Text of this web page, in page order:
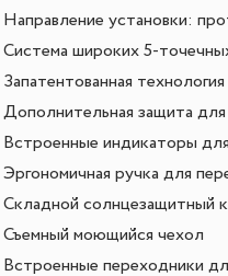
Направление установки:
Система широких 5-
Запатентованная
Дополнительная защита
Встроенные индикаторы
Эргономичная ручка для
Складной солнцезащитный
Съемный моющийся чехол
Встроенные переходники